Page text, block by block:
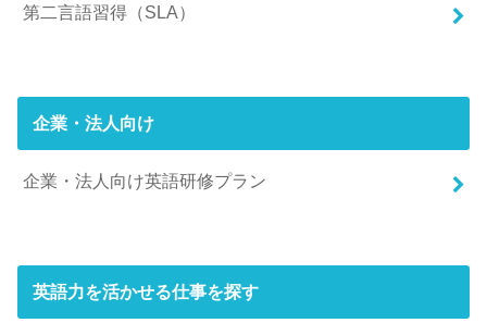
第二言語習得（SLA）
企業・法人向け
企業・法人向け英語研修プラン
英語力を活かせる仕事を探す